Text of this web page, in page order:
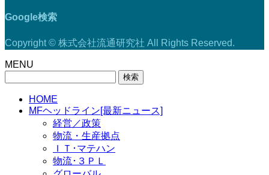
Google検索
Copyright © 株式会社流通研究社 All Rights Reserved.
MENU
HOME
MFヘッドライン[最新ニュース]
経営／政策
物流・生産拠点
ＩＴ･マテハン
物流･３ＰＬ